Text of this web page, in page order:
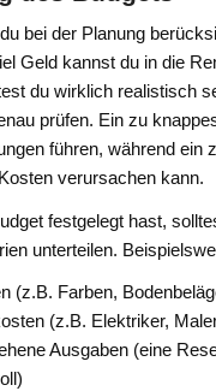
bei der Planung
Geld kannst du in die
du wirklich realistisch
prüfen. Ein zu
führen, während ein
verursachen kann.
festgelegt hast,
unterteilen.
(z.B. Farben,
(z.B. Elektriker,
Ausgaben (eine